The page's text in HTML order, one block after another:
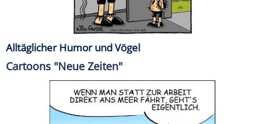
Alltäglicher Humor und Vögel
Cartoons "Neue Zeiten"